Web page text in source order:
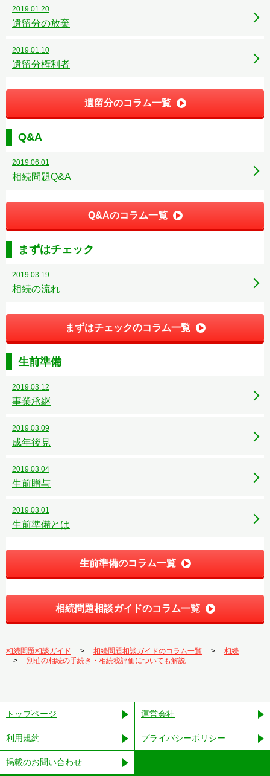
2019.01.20
遺留分の放棄
2019.01.10
遺留分権利者
遺留分のコラム一覧
Q&A
2019.06.01
相続問題Q&A
Q&Aのコラム一覧
まずはチェック
2019.03.19
相続の流れ
まずはチェックのコラム一覧
生前準備
2019.03.12
事業承継
2019.03.09
成年後見
2019.03.04
生前贈与
2019.03.01
生前準備とは
生前準備のコラム一覧
相続問題相談ガイドのコラム一覧
相続問題相談ガイド 相続問題相談ガイドのコラム一覧
相続
別荘の相続の手続き・相続税評価についても解説
トップページ 運営会社
利用規約 プライバシーポリシー
掲載のお問い合わせ